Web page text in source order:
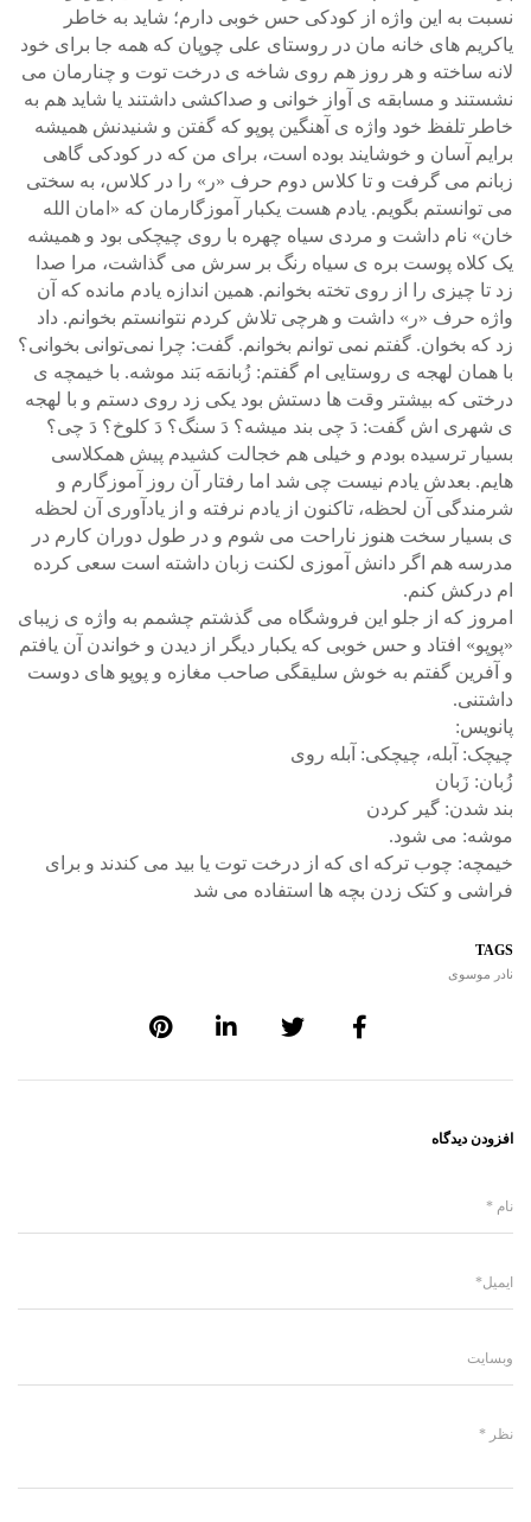
نسبت به این واژه از کودکی حس خوبی دارم؛ شاید به خاطر
یاکریم های خانه مان در روستای علی چوپان که همه جا برای خود
لانه ساخته و هر روز هم روی شاخه ی درخت توت و چنارمان می
نشستند و مسابقه ی آواز خوانی و صداکشی داشتند یا شاید هم به
خاطر تلفظ خود واژه ی آهنگین پوپو که گفتن و شنیدنش همیشه
برایم آسان و خوشایند بوده است، برای من که در کودکی گاهی
زبانم می گرفت و تا کلاس دوم حرف «ر» را در کلاس، به سختی
می توانستم بگویم. یادم هست یکبار آموزگارمان که «امان الله
خان» نام داشت و مردی سیاه چهره با روی چیچکی بود و همیشه
یک کلاه پوست بره ی سیاه رنگ بر سرش می گذاشت، مرا صدا
زد تا چیزی را از روی تخته بخوانم. همین اندازه یادم مانده که آن
واژه حرف «ر» داشت و هرچی تلاش کردم نتوانستم بخوانم. داد
زد که بخوان. گفتم نمی توانم بخوانم. گفت: چرا نمی‌توانی بخوانی؟
با همان لهجه ی روستایی ام گفتم: زُبانمَه بَند موشه. با خیمچه ی
درختی که بیشتر وقت ها دستش بود یکی زد روی دستم و با لهجه
ی شهری اش گفت: دَ چی بند میشه؟ دَ سنگ؟ دَ کلوخ؟ دَ چی؟
بسیار ترسیده بودم و خیلی هم خجالت کشیدم پیش همکلاسی
هایم. بعدش یادم نیست چی شد اما رفتار آن روز آموزگارم و
شرمندگی آن لحظه، تاکنون از یادم نرفته و از یادآوری آن لحظه
ی بسیار سخت هنوز ناراحت می شوم و در طول دوران کارم در
مدرسه هم اگر دانش آموزی لکنت زبان داشته است سعی کرده
ام درکش کنم.
امروز که از جلو این فروشگاه می گذشتم چشمم به واژه ی زیبای
«پوپو» افتاد و حس خوبی که یکبار دیگر از دیدن و خواندن آن یافتم
و آفرین گفتم به خوش سلیقگی صاحب مغازه و پوپو های دوست
داشتنی.
پانویس:
چیچک: آبله، چیچکی: آبله روی
زُبان: زَبان
بند شدن: گیر کردن
موشه: می شود.
خیمچه: چوب ترکه ای که از درخت توت یا بید می کندند و برای
فراشی و کتک زدن بچه ها استفاده می شد
TAGS
نادر موسوی
افزودن دیدگاه